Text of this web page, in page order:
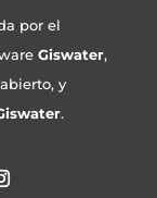
por el
Giswater,
y
.